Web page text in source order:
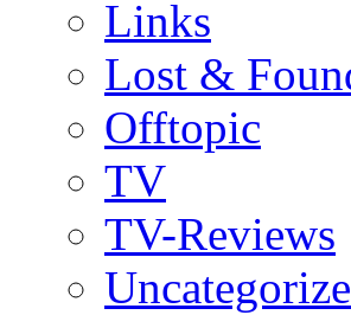
Links
Lost &
Offtopic
TV
TV-Reviews